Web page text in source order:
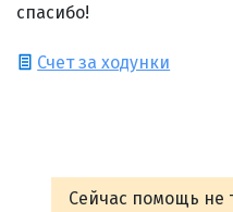
спасибо!
Счет за ходунки
Сейчас помощь не